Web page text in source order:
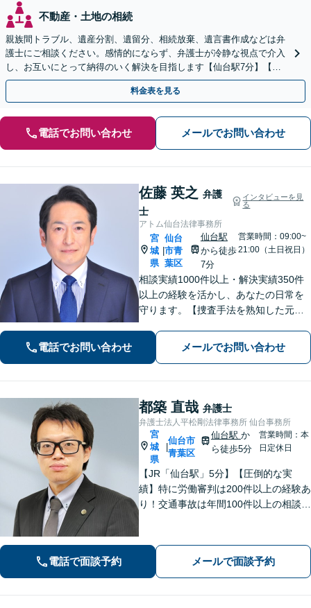
不動産・土地の相続
親族間トラブル、遺産分割、遺留分、相続放棄、遺言書作成などは弁
護士にご相談ください。感情的にならず、弁護士が冷静な視点で介入
し、お互いにとって納得のいく解決を目指します【仙台駅7分】【休
日・夜間相談可】
料金表を見る
電話でお問い合わせ メールでお問い合わせ
佐藤 英之 弁護
士
インタビューを見
る
アトム仙台法律事務所
宮
城
県
仙台
市青
葉区
仙台駅
から徒歩
7分
営業時間：09:00~
21:00（土日祝日）
相談実績1000件以上・解決実績350件
以上の経験を活かし、あなたの日常を
守ります。【捜査手法を熟知した元警
通事故に特化】
電話でお問い合わせ メールでお問い合わせ
都築 直哉 弁護士
弁護士法人平松剛法律事務所 仙台事務所
宮
城
県
仙台市
青葉区
仙台駅 か
ら徒歩5分
営業時間：本
日定休日
【JR「仙台駅」5分】【圧倒的な実
績】特に労働審判は200件以上の経験あ
り！交通事故は年間100件以上の相談対
士資格あり】【中小企業診断士資格あ
り】【東北大学法学研究科助教も経
験】
電話で面談予約 メールで面談予約